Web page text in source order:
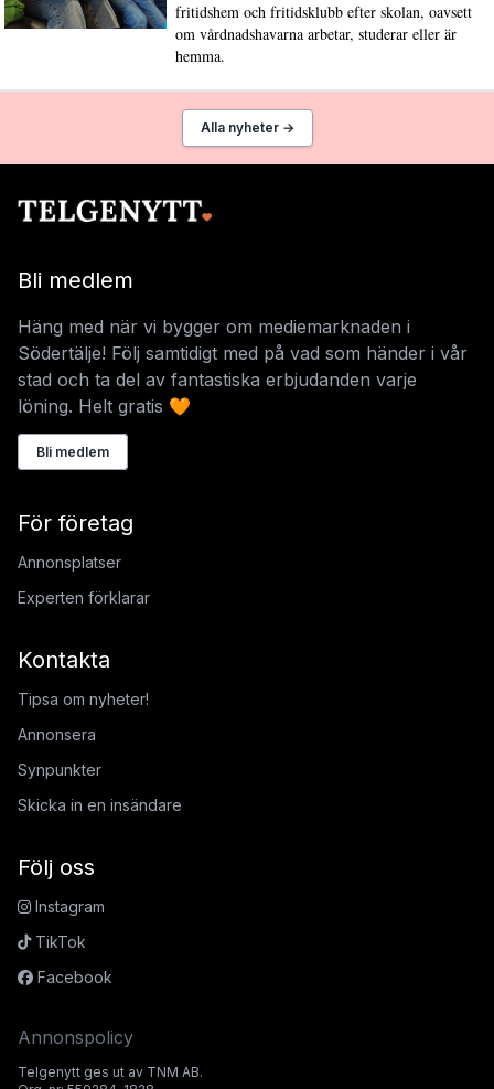
fritidshem och fritidsklubb efter skolan, oavsett
om vårdnadshavarna arbetar, studerar eller är
hemma.
Alla nyheter →
Bli medlem
Häng med när vi bygger om mediemarknaden i
Södertälje! Följ samtidigt med på vad som händer i vår
stad och ta del av fantastiska erbjudanden varje
löning. Helt gratis 🧡
Bli medlem
För företag
Annonsplatser
Experten förklarar
Kontakta
Tipsa om nyheter!
Annonsera
Synpunkter
Skicka in en insändare
Följ oss
Instagram
TikTok
Facebook
Annonspolicy
Telgenytt ges ut av TNM AB.